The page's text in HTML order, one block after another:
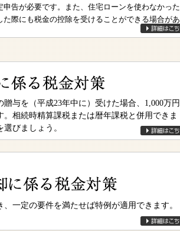
告が必要です。また、住宅ローンを使わなかった
際にも税金の控除を受けることができる場合があ
与を（平成23年中に）受けた場合、1,000万円
。相続時精算課税または暦年課税と併用できま
びましょう。
一定の要件を満たせば特例が適用できます。